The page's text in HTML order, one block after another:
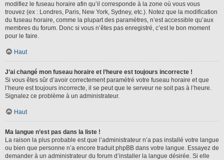
modifiez le fuseau horaire afin qu’il corresponde à la zone où vous vous
trouvez (ex : Londres, Paris, New York, Sydney, etc.). Notez que la modification
du fuseau horaire, comme la plupart des paramètres, n’est accessible qu’aux
membres du forum. Donc si vous n’êtes pas enregistré, c’est le bon moment
pour le faire.
Haut
J’ai changé mon fuseau horaire et l’heure est toujours incorrecte !
Si vous êtes sûr d’avoir correctement paramétré votre fuseau horaire et que
l’heure est toujours incorrecte, il se peut que le serveur ne soit pas à l’heure.
Signalez ce problème à un administrateur.
Haut
Ma langue n’est pas dans la liste !
La raison la plus probable est que l’administrateur n’a pas installé votre langue
ou bien que personne n’a encore traduit phpBB dans votre langue. Essayez de
demander à un administrateur du forum d’installer la langue désirée. Si elle